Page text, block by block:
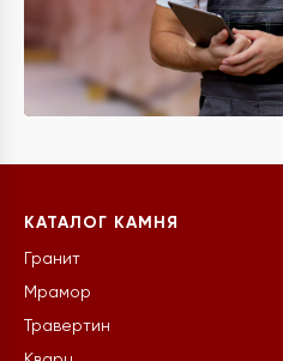
КАТАЛОГ КАМНЯ
Гранит
Мрамор
Травертин